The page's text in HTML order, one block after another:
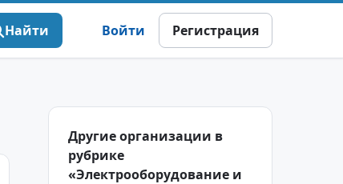
Найти Войти Регистрация
Другие организации в
рубрике
«Электрооборудование и